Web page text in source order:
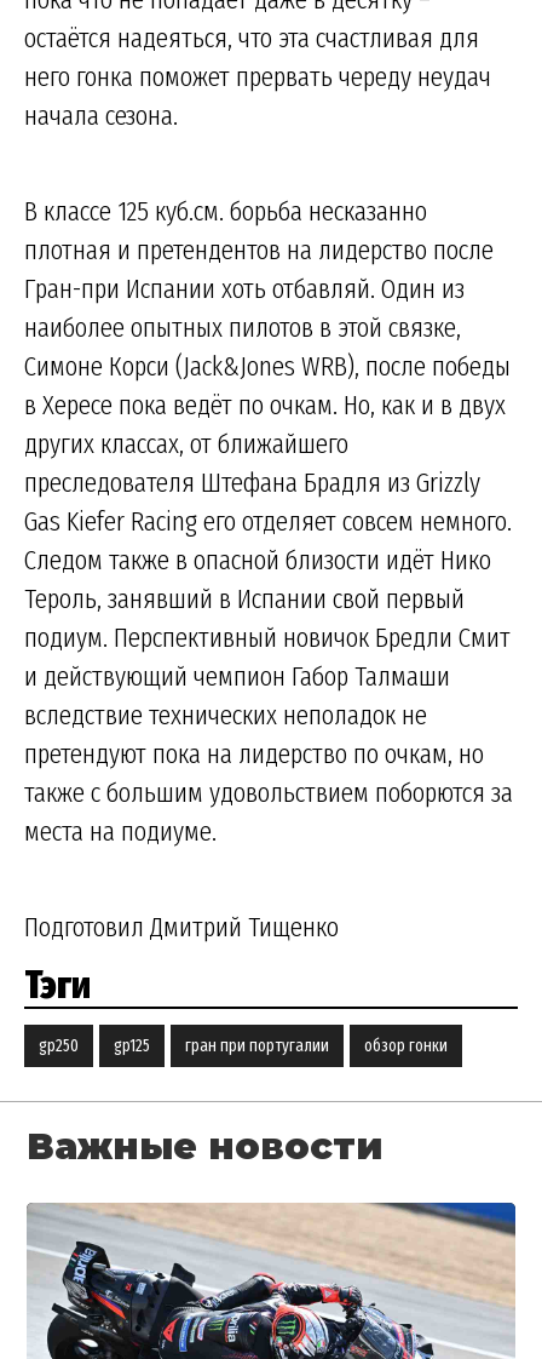
остаётся надеяться, что эта счастливая для
него гонка поможет прервать череду неудач
начала сезона.
В классе 125 куб.см. борьба несказанно
плотная и претендентов на лидерство после
Гран-при Испании хоть отбавляй. Один из
наиболее опытных пилотов в этой связке,
Симоне Корси (Jack&Jones WRB), после победы
в Хересе пока ведёт по очкам. Но, как и в двух
других классах, от ближайшего
преследователя Штефана Брадля из Grizzly
Gas Kiefer Racing его отделяет совсем немного.
Следом также в опасной близости идёт Нико
Тероль, занявший в Испании свой первый
подиум. Перспективный новичок Бредли Смит
и действующий чемпион Габор Талмаши
вследствие технических неполадок не
претендуют пока на лидерство по очкам, но
также с большим удовольствием поборются за
места на подиуме.
Подготовил Дмитрий Тищенко
Тэги
gp250 gp125 гран при португалии обзор гонки
Важные новости